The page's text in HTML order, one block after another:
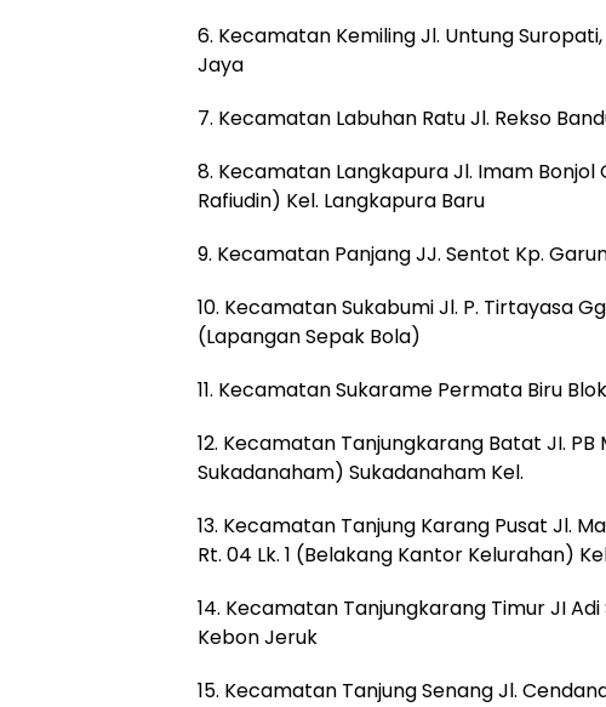
6. Kecamatan Kemiling Jl. Untung Suropati,
Jaya
7. Kecamatan Labuhan Ratu Jl. Rekso
8. Kecamatan Langkapura Jl. Imam Bonjol
Rafiudin) Kel. Langkapura Baru
9. Kecamatan Panjang JJ. Sentot Kp.
10. Kecamatan Sukabumi Jl. P. Tirtayasa
(Lapangan Sepak Bola)
11. Kecamatan Sukarame Permata Biru
12. Kecamatan Tanjungkarang Batat JI.
Sukadanaham) Sukadanaham Kel.
13. Kecamatan Tanjung Karang Pusat Jl.
Rt. 04 Lk. 1 (Belakang Kantor Kelurahan)
14. Kecamatan Tanjungkarang Timur JI Adi
Kebon Jeruk
15. Kecamatan Tanjung Senang Jl.